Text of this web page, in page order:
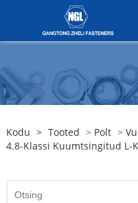
Kodu > Tooted > Polt >
4.8-Klassi Kuumtsingitud